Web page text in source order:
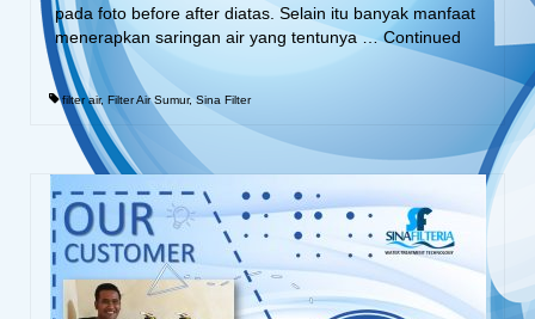
pada foto before after diatas. Selain itu banyak manfaat
menerapkan saringan air yang tentunya …Continued
filter air, Filter Air Sumur, Sina Filter